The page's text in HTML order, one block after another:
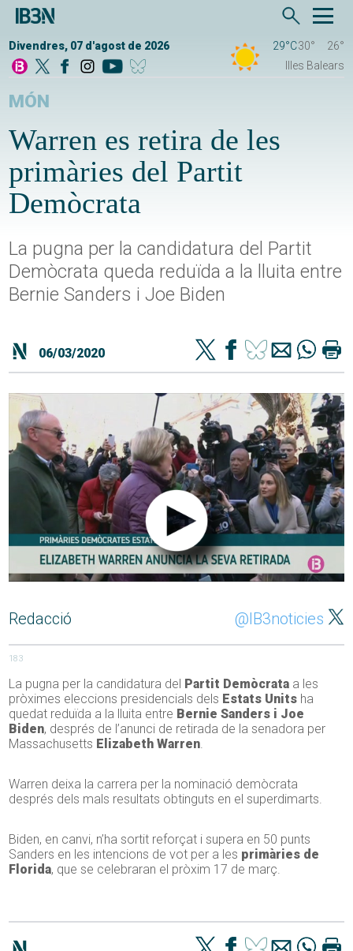
Divendres, 07 d'agost de 2026 29°C30°
26°
Illes Balears
MÓN
Warren es retira de les
primàries del Partit
Demòcrata
La pugna per la candidatura del Partit
Demòcrata queda reduïda a la lluita entre
Bernie Sanders i Joe Biden
06/03/2020
Redacció @IB3noticies
183
La pugna per la candidatura del Partit Demòcrata a les
pròximes eleccions presidencials dels Estats Units ha
quedat reduïda a la lluita entre Bernie Sanders i Joe
Biden, després de l’anunci de retirada de la senadora per
Massachusetts Elizabeth Warren
Warren deixa la carrera per la nominació demòcrata
després dels mals resultats obtinguts en el superdimarts.
Biden, en canvi, n’ha sortit reforçat i supera en 50 punts
Sanders en les intencions de vot per a les primàries de
Florida, que se celebraran el pròxim 17 de març.